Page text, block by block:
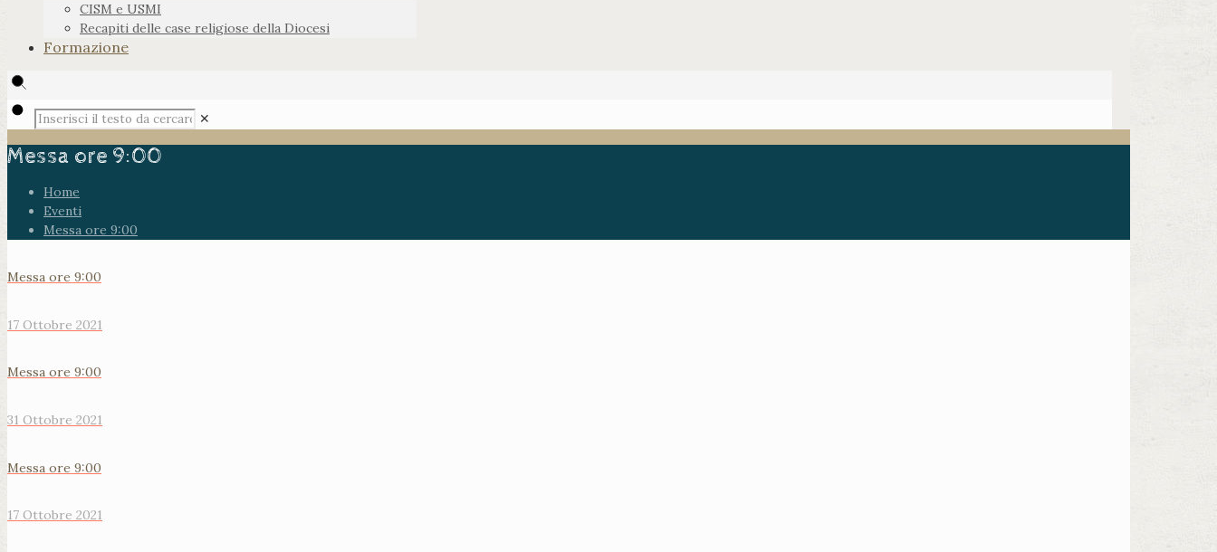
CISM e USMI
Recapiti delle case religiose della Diocesi
Formazione
✕
Messa ore 9:00
Home
Eventi
Messa ore 9:00
Messa ore 9:00
17 Ottobre 2021
Messa ore 9:00
31 Ottobre 2021
Messa ore 9:00
17 Ottobre 2021